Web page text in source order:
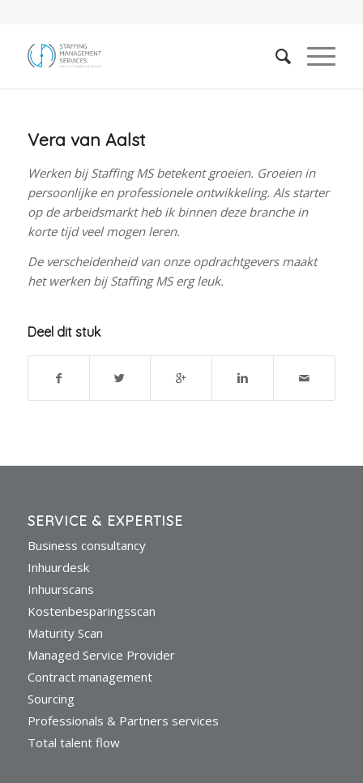
Vera van Aalst
Werken bij Staffing MS betekent groeien. Groeien in
persoonlijke en professionele ontwikkeling. Als starter
op de arbeidsmarkt heb ik binnen deze branche in
korte tijd veel mogen leren.
De verscheidenheid van onze opdrachtgevers maakt
het werken bij Staffing MS erg leuk.
Deel dit stuk
SERVICE & EXPERTISE
Business consultancy
Inhuurdesk
Inhuurscans
Kostenbesparingsscan
Maturity Scan
Managed Service Provider
Contract management
Sourcing
Professionals & Partners services
Total talent flow